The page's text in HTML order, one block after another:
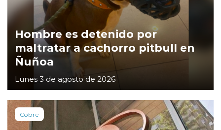
Hombre es detenido por
maltratar a cachorro pitbull en
Ñuñoa
Lunes 3 de agosto de 2026
Cobre